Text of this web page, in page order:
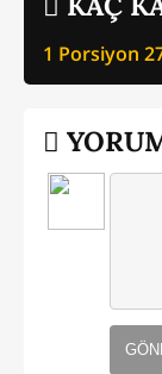
1 Porsiyon